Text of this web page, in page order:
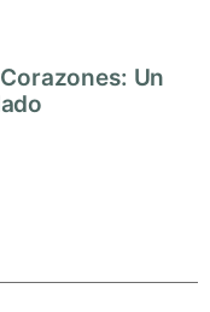
Un